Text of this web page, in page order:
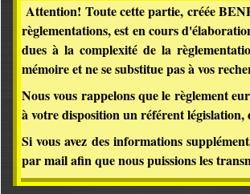
Attention! Toute cette partie, créée
règlementations, est en cours
dues à la complexité de la
mémoire et ne se substitue pas à vos
Nous vous rappelons que le règlement
à votre disposition un référent
Si vous avez des informations
parmailafin que nous puissions les